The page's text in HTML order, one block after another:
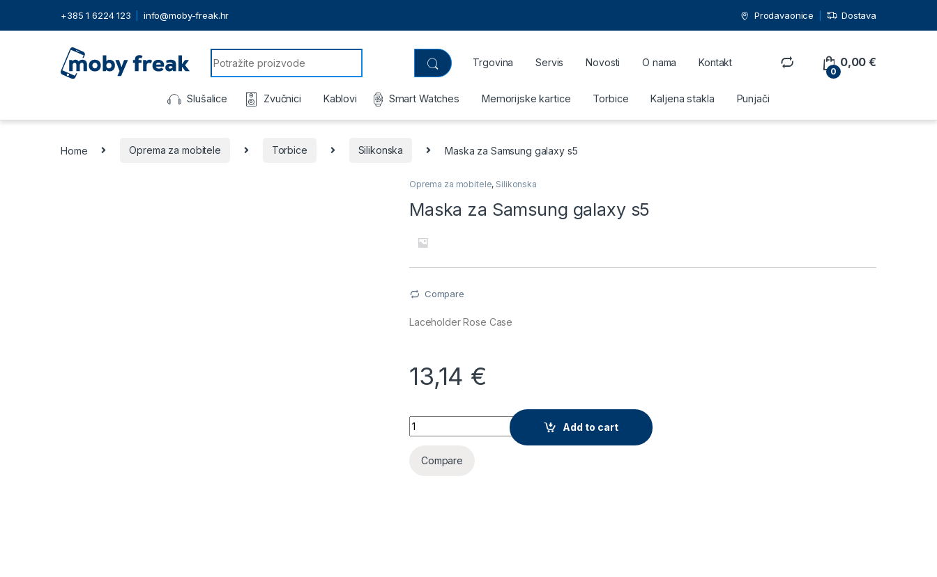
+385 1 6224 123 info@moby-freak.hr Prodavaonice Dostava
Search for:
Trgovina Servis Novosti O nama Kontakt
0
0,00€
Slušalice Zvučnici Kablovi Smart Watches Memorijske kartice Torbice Kaljena stakla Punjači
Home Oprema za mobitele Torbice Silikonska Maska za Samsung galaxy s5
Oprema za mobitele, Silikonska
Maska za Samsung galaxy s5
Compare
Laceholder Rose Case
13,14 €
Maska za Samsung galaxy s5 quantity
Add to cart
Compare